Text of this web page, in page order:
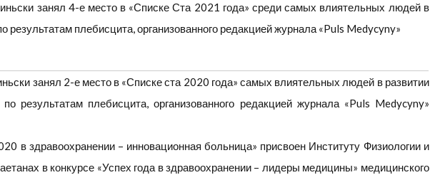
занял 4-е место в «Списке Ста 2021 года» среди самых влиятельных людей в
результатам плебисцита, организованного редакцией журнала «Puls Medycyny»
занял 2-е место в «Списке ста 2020 года» самых влиятельных людей в развитии
результатам плебисцита, организованного редакцией журнала «Puls Medycyny»
в здравоохранении – инновационная больница» присвоен Институту Физиологии и
в конкурсе «Успех года в здравоохранении – лидеры медицины» медицинского